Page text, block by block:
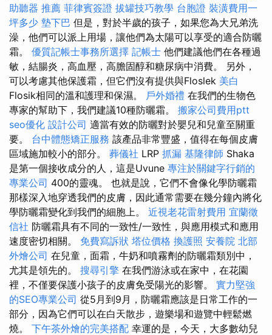
助聽器 推薦 菲律賓簽證 拔罐技巧教學 台胞證 裝潢費用一
坪多少 墊下巴 但是，對於半歲的孩子，如果您為大兄弟洗
澡，他們可以派上用場，讓他們為太陽可以享受的適合防曬
霜。 優質記帳士事務所選擇 記帳士 他們建議他們在各種過
敏，結腸炎，高血壓，高膽固醇和糖尿病中消費。 另外，
可以考慮其他保護霜，但它們沒有提供與Floslek 美白
Flosik相同的溫和護理和保濕。 戶外婚禮 在我們的生物色
專家的幫助下，我們建議10種防曬霜。 搬家公司費用ptt
seo優化 設計公司 適當有效的防曬對於嬰兒和兒童至關重
要。 台中體態矯正服務 該產品非常豐盛，值得在每個皮膚
區域施加較小的部分。 葬儀社 LRP 抓漏 基隆律師 Shaka
是第一個接收成分的人，這是Uvune 專注於關鍵字行銷的
專業公司 400的靈魂。 也就是說，它們不會像化學防曬霜
那樣深入地穿透我們的皮膚，因此通常需要在幾分鐘內將化
學防曬霜變化到我們的細胞上。 近視老花雷射費用 宜蘭徵
信社 防曬霜具有不同的一致性/一致性，與應用模式和應用
速度密切相關。 免費寫訴狀 塔位價格 換護照 安養院 北部
外燴公司 在兒童，面霜，牛奶和噴霧劑的防曬霜類別中，
尤其是領先的。 搜尋引擎 在我們游泳或在家中，在花園
裡，不僅要保護小孩子的皮膚免受陽光的影響。 實力堅強
的SEO專業公司 從5月到9月，防曬霜應該是日常工作的一
部分，因為它們可以在白天散步，遊樂場和遊覽中輕鬆燃
燒。 下午茶外燴的完美搭配 幸運的是，今天，大多數幼兒